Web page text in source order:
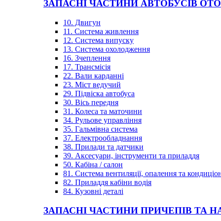
ЗАПАСНІ ЧАСТИНИ АВТОБУСІВ
10. Двигун
11. Система живлення
12. Система випуску
13. Система охолодження
16. Зчеплення
17. Трансмісія
22. Вали карданні
23. Міст ведучий
29. Підвіска автобуса
30. Вісь передня
31. Колеса та маточини
34. Рульове управління
35. Гальмівна система
37. Електрообладнання
38. Прилади та датчики
39. Аксесуари, інструменти та приладдя
50. Кабіна / салон
81. Система вентиляції, опалення та
82. Приладдя кабіни водія
84. Кузовні деталі
ЗАПАСНІ ЧАСТИНИ ПРИЧЕПІВ ТА